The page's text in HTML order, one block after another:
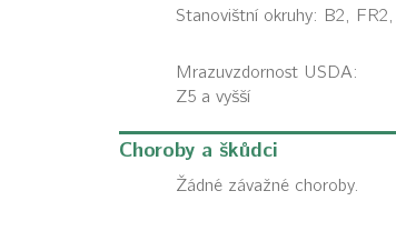
Stanovištní okruhy: B2, FR2,
Mrazuvzdornost USDA:
Z5 a vyšší
Choroby a škůdci
Žádné závažné choroby.